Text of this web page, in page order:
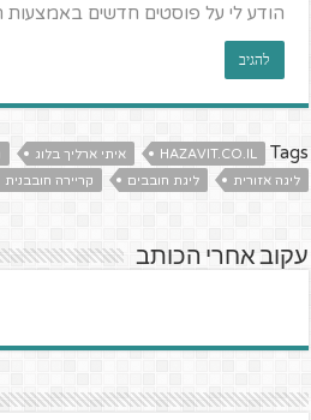
הודע לי על פוסטים חדשים באמצעות
Tags
HAZAVIT.CO.IL איתי ארליך בלוג
ליגה אזורית
ליגת חובבים קריירה חובבנית
עקוב אחרי הכותב